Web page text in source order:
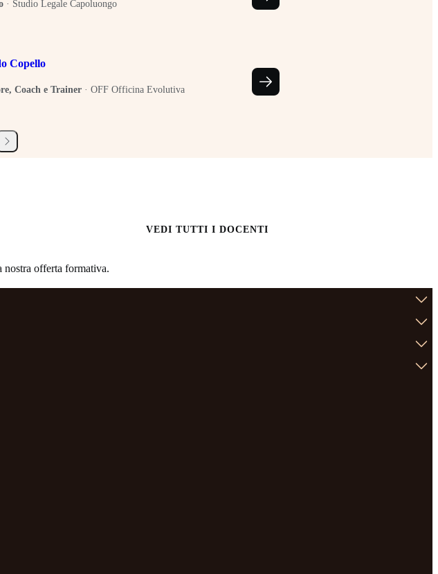
· Studio Legale Capoluongo
Copello
Coach e Trainer · OFF Officina Evolutiva
VEDI TUTTI I DOCENTI
nostra offerta formativa.